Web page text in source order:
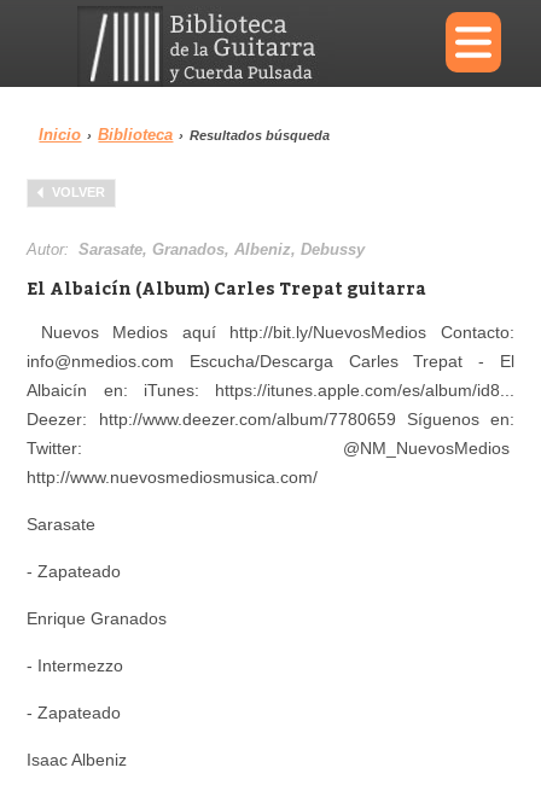
×
Menu
Biblioteca Diccionario
Área personal Reproductor
Inicio › Biblioteca › Resultados búsqueda
VOLVER
Autor:Sarasate, Granados, Albeniz, Debussy
El Albaicín (Album) Carles Trepat guitarra
Nuevos Medios aquí http://bit.ly/NuevosMedios Contacto:
info@nmedios.com Escucha/Descarga Carles Trepat - El
Albaicín en: iTunes: https://itunes.apple.com/es/album/id8...
Deezer: http://www.deezer.com/album/7780659 Síguenos en:
Twitter: @NM_NuevosMedios
http://www.nuevosmediosmusica.com/
Sarasate
- Zapateado
Enrique Granados
- Intermezzo
- Zapateado
Isaac Albeniz